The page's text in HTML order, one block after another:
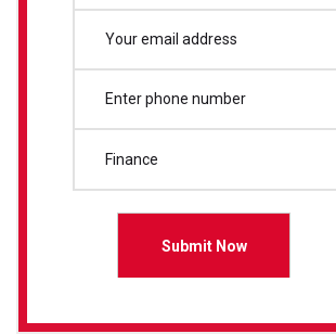
Finance